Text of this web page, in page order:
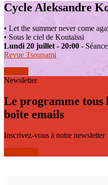
Cycle Aleksandre
• Let the summer never come
• Sous le ciel de Koutaïssi
Lundi 20 juillet - 20:00 -
Revue Tsounami
Newsletter
Le programme tous
boîte emails
Inscrivez-vous à notre newsletter